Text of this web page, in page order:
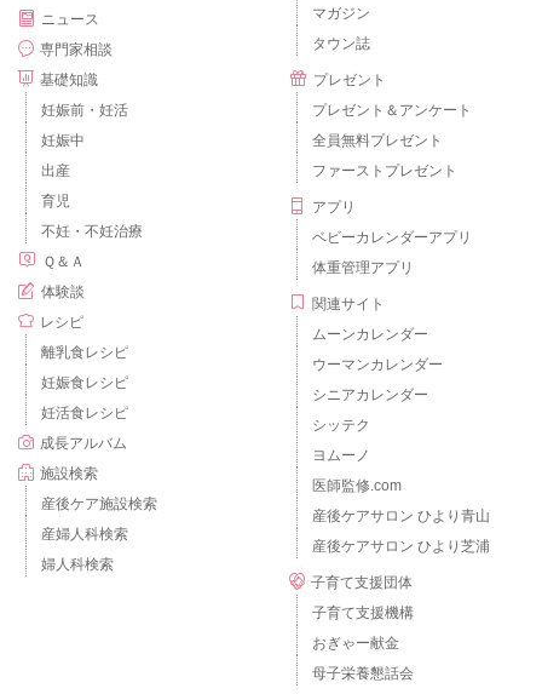
ニュース
専門家相談
基礎知識
妊娠前・妊活
妊娠中
出産
育児
不妊・不妊治療
Ｑ＆Ａ
体験談
レシピ
離乳食レシピ
妊娠食レシピ
妊活食レシピ
成長アルバム
施設検索
産後ケア施設検索
産婦人科検索
婦人科検索
マガジン
タウン誌
プレゼント
プレゼント＆アンケート
全員無料プレゼント
ファーストプレゼント
アプリ
ベビーカレンダーアプリ
体重管理アプリ
関連サイト
ムーンカレンダー
ウーマンカレンダー
シニアカレンダー
シッテク
ヨムーノ
医師監修.com
産後ケアサロン ひより青山
産後ケアサロン ひより芝浦
子育て支援団体
子育て支援機構
おぎゃー献金
母子栄養懇話会